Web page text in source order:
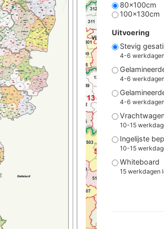
80x100cm
100x130cm
Uitvoering
Stevig
4-6
4-6
4-6
10-15
Ingelijste
10-15
Whiteboard
15 werkdagen